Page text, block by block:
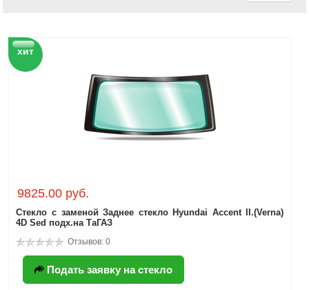
хит
9825.00 руб.
Стекло с заменой Заднее стекло Hyundai Accent II.(Verna)
4D Sed подх.на ТаГАЗ
Отзывов: 0
Подать заявку на стекло